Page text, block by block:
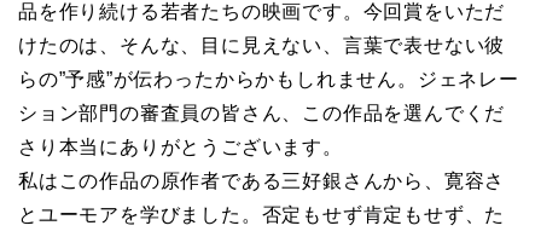
品を作り続ける若者たちの映画です。今回賞をいただ
けたのは、そんな、目に見えない、言葉で表せない彼
らの”予感”が伝わったからかもしれません。ジェネレー
ション部門の審査員の皆さん、この作品を選んでくだ
さり本当にありがとうございます。
私はこの作品の原作者である三好銀さんから、寛容さ
とユーモアを学びました。否定もせず肯定もせず、た